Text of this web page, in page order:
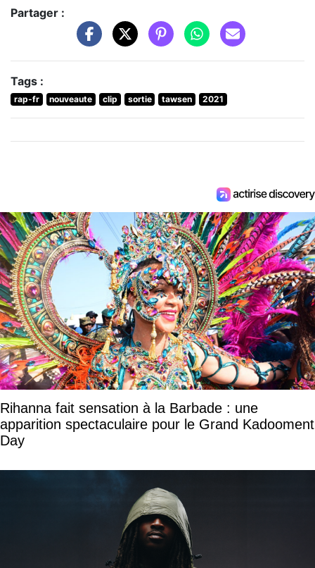
Partager :
Tags :
rap-fr nouveaute clip sortie tawsen 2021
Rihanna fait sensation à la Barbade : une
apparition spectaculaire pour le Grand Kadooment
Day